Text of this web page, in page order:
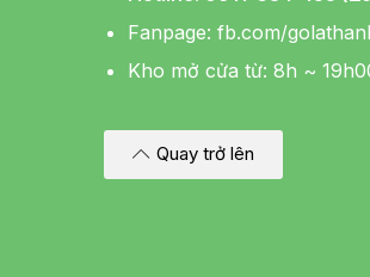
Fanpage: fb.com/
Kho mở cửa từ: 8h ~
Quay trở lên